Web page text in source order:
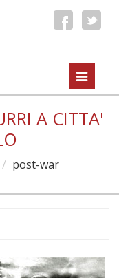
Toggle
A CITTA'
post-war